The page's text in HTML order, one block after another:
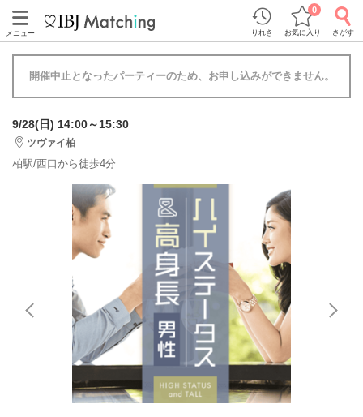
メニュー りれき お気に入り
0
さがす
開催中止となったパーティーのため、お申し込みができません。
9/28(日) 14:00～15:30
ツヴァイ柏
柏駅/西口から徒歩4分